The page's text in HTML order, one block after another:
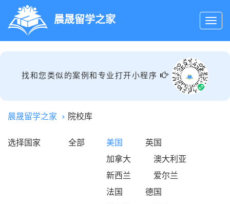
晨晟留学之家
找和您类似的案例和专业打开小程序
晨晟留学之家 院校库
选择国家 全部 美国
英国
加拿大
澳大利亚
新西兰
爱尔兰
法国
德国